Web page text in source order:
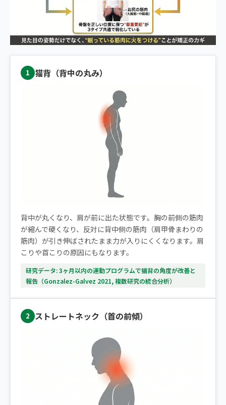
1 猫背（背中の丸み）
背中が丸くなり、肩が前に出た状態です。胸の前側の筋肉
が縮んで硬くなり、反対に背中側の筋肉（肩甲骨まわりの
筋肉）が引き伸ばされたまま力が入りにくくなります。肩
こりや首こりの原因にもなります。
研究データ: 3ヶ月以内の運動プログラムで猫背の角度が改善と
報告（Gonzalez-Galvez 2021, 複数研究の統合分析）
2 ストレートネック（首の前傾）